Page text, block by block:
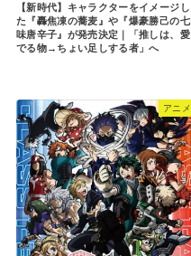
【新時代】キャラクターをイメージし
た『轟焦凍の蕎麦』や『爆豪勝己の七
味唐辛子』が発売決定｜「推しは、愛
でる物→ちょい足しする者」へ
アニメ